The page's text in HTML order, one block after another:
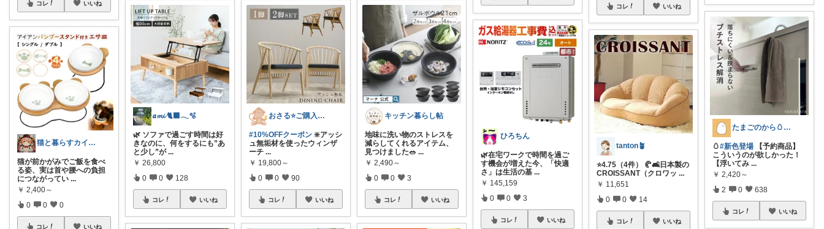
コレ いいね
猫と暮らすカイトのグッズ選びROOM
猫が前かがみでご飯を食べ
る姿、実は首や腰への負担
につながってい ...
￥ 2,400～
0 0 0
コレ いいね
𝒂𝓶𝓲 🐈‍⬛𓂃🫧‪
🌿 ソファで過ごす時間は好
きなのに、何をするにも”あ
と少し”が ...
￥ 26,800
0 0 128
コレ いいね
おさる⭐ご購入感謝🐹
#10%OFFクーポン ❇️アッシ
ュ無垢材を使ったウィンザ
ーチ ...
￥ 19,800～
0 0 90
コレ いいね
キッチン暮らし帖
地味に洗い物のストレスを
減らしてくれるアイテム、
見つけました🥗 ...
￥ 2,490～
0 0 3
コレ いいね
ひろちん
🌿在宅ワークで時間を過ご
す機会が増えた今、「快適
さ」は生活の基 ...
￥ 145,159
0 0 3
コレ いいね
コレ いいね
tanton🪴
⭐4.75（4件） 🥐🛋️日本製の
CROISSANT（クロワッ ...
￥ 11,651
0 0 14
コレ いいね
たまごのから🥚ラクに暮らす┊︎育児
🥚#新色登場 【予約商品】
こういうのが欲しかった！
【浮いてみ ...
￥ 2,420～
2 0 638
コレ いいね